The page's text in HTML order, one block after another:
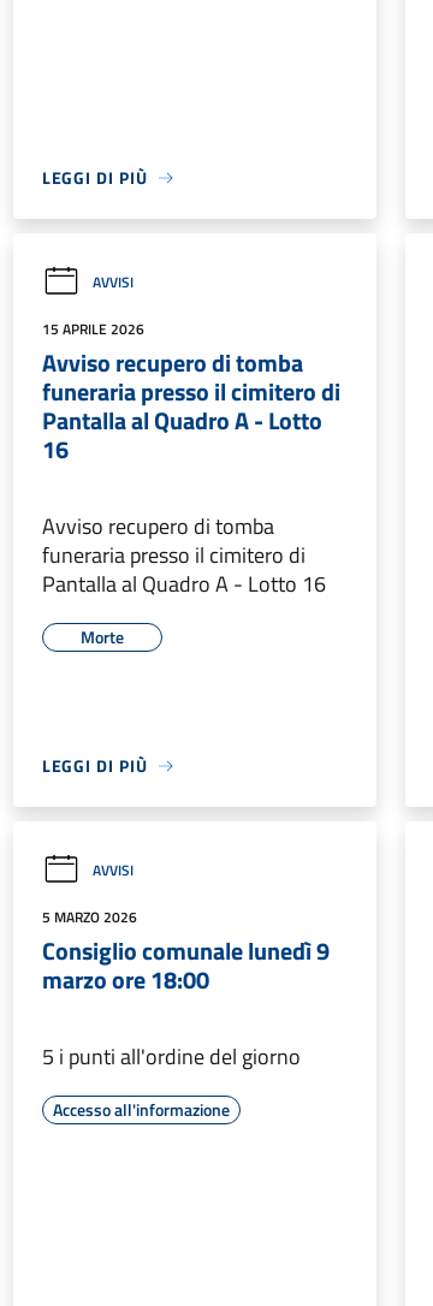
LEGGI DI PIÙ
AVVISI
15 APRILE 2026
Avviso recupero di tomba
funeraria presso il cimitero di
Pantalla al Quadro A - Lotto
16
Avviso recupero di tomba
funeraria presso il cimitero di
Pantalla al Quadro A - Lotto 16
Morte
LEGGI DI PIÙ
AVVISI
5 MARZO 2026
Consiglio comunale lunedì 9
marzo ore 18:00
5 i punti all'ordine del giorno
Accesso all'informazione